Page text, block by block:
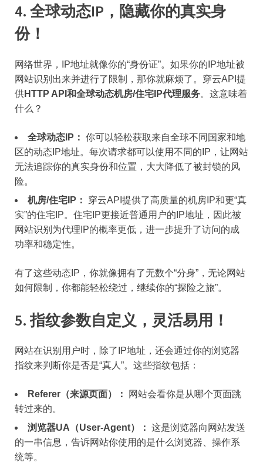
4. 全球动态IP，隐藏你的真实身
份！
网络世界，IP地址就像你的“身份证”。如果你的IP地址被
网站识别出来并进行了限制，那你就麻烦了。穿云API提
供HTTP API和全球动态机房/住宅IP代理服务。这意味着
什么？
全球动态IP： 你可以轻松获取来自全球不同国家和地
区的动态IP地址。每次请求都可以使用不同的IP，让网站
无法追踪你的真实身份和位置，大大降低了被封锁的风
险。
机房/住宅IP：
穿云API提供了高质量的机房IP和更“真
实”的住宅IP。住宅IP更接近普通用户的IP地址，因此被
网站识别为代理IP的概率更低，进一步提升了访问的成
功率和稳定性。
有了这些动态IP，你就像拥有了无数个“分身”，无论网站
如何限制，你都能轻松绕过，继续你的“探险之旅”。
5. 指纹参数自定义，灵活易用！
网站在识别用户时，除了IP地址，还会通过你的浏览器
指纹来判断你是否是“真人”。这些指纹包括：
Referer（来源页面）：
网站会看你是从哪个页面跳
转过来的。
浏览器UA（User-Agent）： 这是浏览器向网站发送
的一串信息，告诉网站你使用的是什么浏览器、操作系
统等。